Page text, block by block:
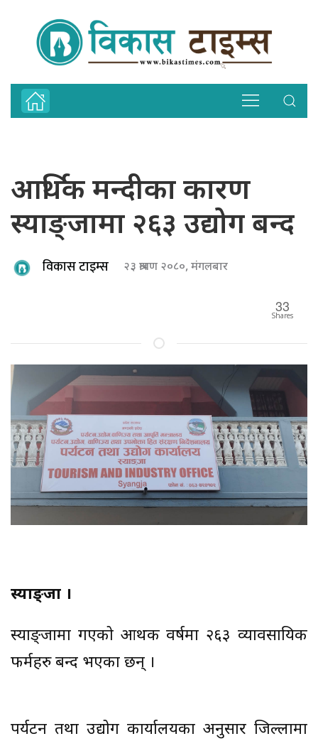
आर्थिक मन्दीका कारण
स्याङ्जामा २६३ उद्योग बन्द
विकास टाइम्स २३ श्रावण २०८०, मंगलबार
33
Shares
स्याङ्जा ।
स्याङ्जामा गएको आर्थिक वर्षमा २६३ व्यावसायिक
फर्महरु बन्द भएका छन् ।
पर्यटन तथा उद्योग कार्यालयका अनुसार जिल्लामा